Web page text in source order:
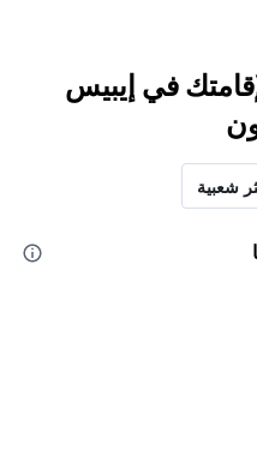
في إيبيس
شعبية